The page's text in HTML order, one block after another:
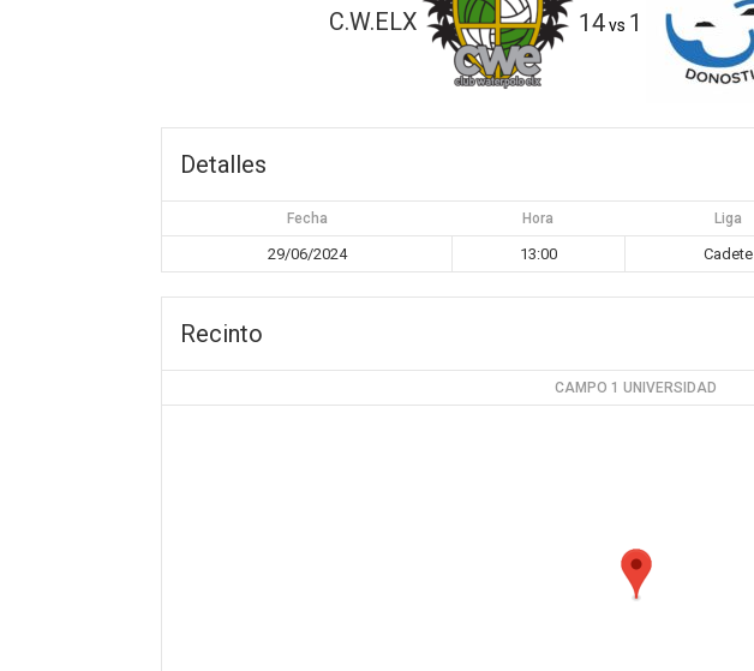
C.W.ELX 14vs 1
Detalles
Fecha Hora Liga
29/06/2024 13:00 Cadete
Recinto
CAMPO 1 UNIVERSIDAD